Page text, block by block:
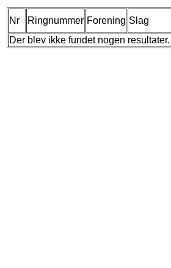
Nr Ringnummer Forening Slag
Der blev ikke fundet nogen resultater.